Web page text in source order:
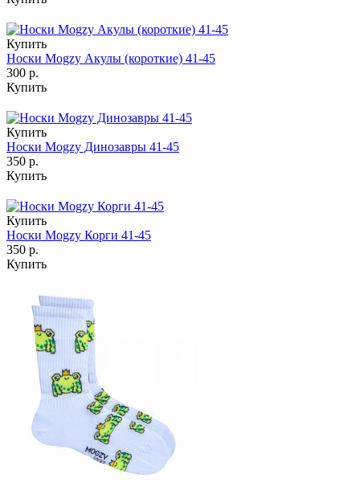
Купить
Носки Mogzy Акулы (короткие) 41-45
300 р.
Купить
Купить
Носки Mogzy Динозавры 41-45
350 р.
Купить
Купить
Носки Mogzy Корги 41-45
350 р.
Купить